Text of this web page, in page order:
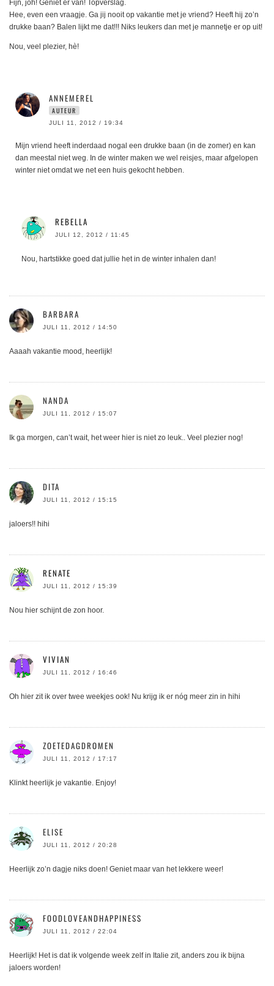
Fijn, joh! Geniet er van! Topverslag.
Hee, even een vraagje. Ga jij nooit op vakantie met je vriend? Heeft hij zo’n
drukke baan? Balen lijkt me dat!!! Niks leukers dan met je mannetje er op uit!
Nou, veel plezier, hè!
ANNEMEREL
AUTEUR
JULI 11, 2012 / 19:34
Mijn vriend heeft inderdaad nogal een drukke baan (in de zomer) en kan
dan meestal niet weg. In de winter maken we wel reisjes, maar afgelopen
winter niet omdat we net een huis gekocht hebben.
REBELLA
JULI 12, 2012 / 11:45
Nou, hartstikke goed dat jullie het in de winter inhalen dan!
BARBARA
JULI 11, 2012 / 14:50
Aaaah vakantie mood, heerlijk!
NANDA
JULI 11, 2012 / 15:07
Ik ga morgen, can’t wait, het weer hier is niet zo leuk.. Veel plezier nog!
DITA
JULI 11, 2012 / 15:15
jaloers!! hihi
RENATE
JULI 11, 2012 / 15:39
Nou hier schijnt de zon hoor.
VIVIAN
JULI 11, 2012 / 16:46
Oh hier zit ik over twee weekjes ook! Nu krijg ik er nóg meer zin in hihi
ZOETEDAGDROMEN
JULI 11, 2012 / 17:17
Klinkt heerlijk je vakantie. Enjoy!
ELISE
JULI 11, 2012 / 20:28
Heerlijk zo’n dagje niks doen! Geniet maar van het lekkere weer!
FOODLOVEANDHAPPINESS
JULI 11, 2012 / 22:04
Heerlijk! Het is dat ik volgende week zelf in Italie zit, anders zou ik bijna
jaloers worden!